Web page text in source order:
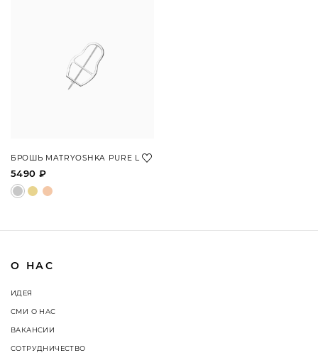
БРОШЬ MATRYOSHKA PURE L
5490 ₽
О НАС
ИДЕЯ
СМИ О НАС
ВАКАНСИИ
СОТРУДНИЧЕСТВО